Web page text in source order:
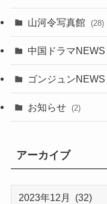
(42)
(5)
山河令写真館 (28)
(17)
中国ドラマNEWS
(1)
(6)
ゴンジュンNEWS
お知らせ (2)
アーカイブ